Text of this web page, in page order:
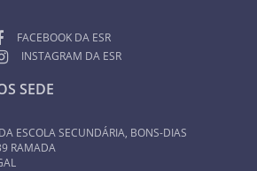
FACEBOOK DA ESR
INSTAGRAM DA ESR
SEDE
ESCOLA SECUNDÁRIA, BONS-DIAS
RAMADA